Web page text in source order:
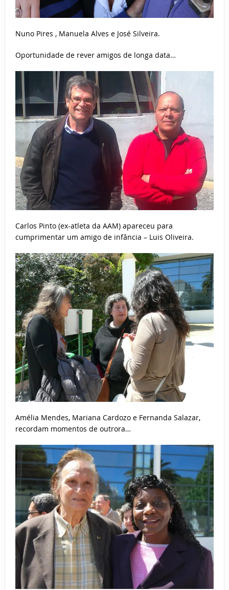
Nuno Pires , Manuela Alves e José Silveira.
Oportunidade de rever amigos de longa data…
Carlos Pinto (ex-atleta da AAM) apareceu para
cumprimentar um amigo de infância – Luis Oliveira.
Amélia Mendes, Mariana Cardozo e Fernanda Salazar,
recordam momentos de outrora…